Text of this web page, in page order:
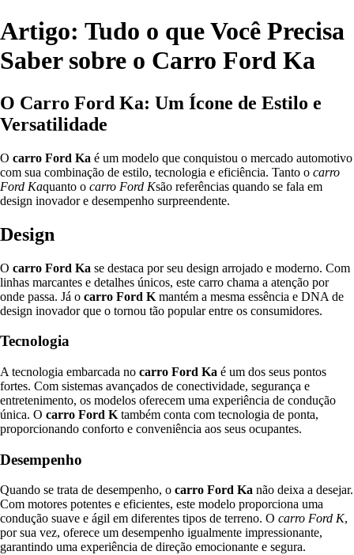
Artigo: Tudo o que Você Precisa
Saber sobre o Carro Ford Ka
O Carro Ford Ka: Um Ícone de Estilo e
Versatilidade
O carro Ford Ka é um modelo que conquistou o mercado automotivo
com sua combinação de estilo, tecnologia e eficiência. Tanto o carro
Ford Kaquanto o carro Ford Ksão referências quando se fala em
design inovador e desempenho surpreendente.
Design
O carro Ford Ka se destaca por seu design arrojado e moderno. Com
linhas marcantes e detalhes únicos, este carro chama a atenção por
onde passa. Já o carro Ford K mantém a mesma essência e DNA de
design inovador que o tornou tão popular entre os consumidores.
Tecnologia
A tecnologia embarcada no carro Ford Ka é um dos seus pontos
fortes. Com sistemas avançados de conectividade, segurança e
entretenimento, os modelos oferecem uma experiência de condução
única. O carro Ford K também conta com tecnologia de ponta,
proporcionando conforto e conveniência aos seus ocupantes.
Desempenho
Quando se trata de desempenho, o carro Ford Ka não deixa a desejar.
Com motores potentes e eficientes, este modelo proporciona uma
condução suave e ágil em diferentes tipos de terreno. O carro Ford K,
por sua vez, oferece um desempenho igualmente impressionante,
garantindo uma experiência de direção emocionante e segura.